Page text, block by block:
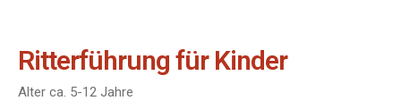
Ritterführung für Kinder
Alter ca. 5-12 Jahre